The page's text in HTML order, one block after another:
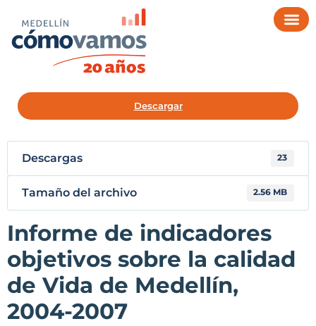
Descargar
Descargas 23
Tamaño del archivo 2.56 MB
Informe de indicadores
objetivos sobre la calidad
de Vida de Medellín,
2004-2007